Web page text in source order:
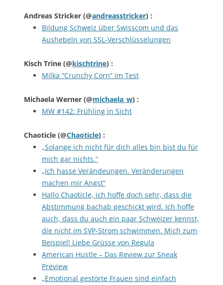
Andreas Stricker (@andreasstricker) :
Bildung Schweiz über Swisscom und das
Aushebeln von SSL-Verschlüsselungen
Kisch Trine (@kischtrine) :
Milka “Crunchy Corn” im Test
Michaela Werner (@michaela_w) :
MW #142: Frühling in Sicht
Chaoticle (@Chaoticle) :
„Solange ich nicht für dich alles bin bist du für
mich gar nichts.“
„Ich hasse Verändeungen. Veränderungen
machen mir Angst“
Hallo Chaoticle, ich hoffe doch sehr, dass die
Abstimmung bachab geschickt wird. Ich hoffe
auch, dass du auch ein paar Schweizer kennst,
die nicht im SVP-Strom schwimmen. Mich zum
Beispiel! Liebe Grüsse von Regula
American Hustle – Das Review zur Sneak
Preview
„Emotional gestörte Frauen sind einfach